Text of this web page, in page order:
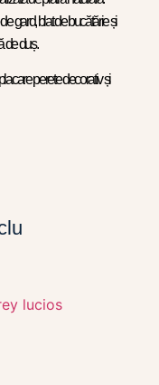
gard, blat de bucătărie și
de duș.
perete decorativ și